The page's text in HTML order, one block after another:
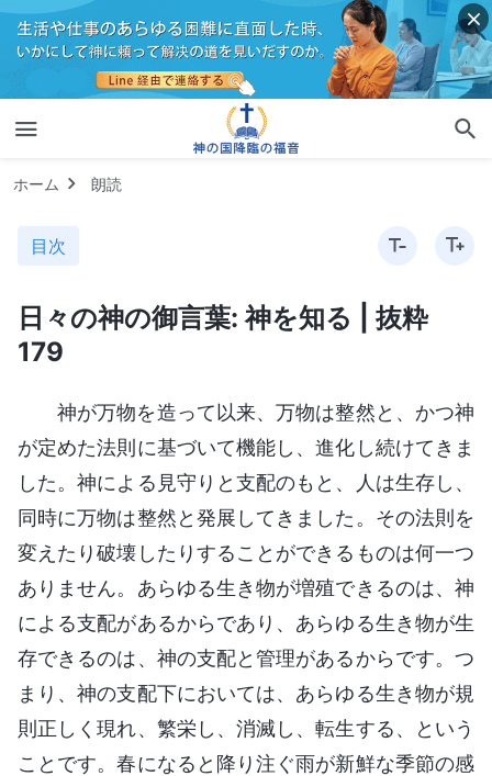
ホーム 朗読
目次
日々の神の御言葉: 神を知る | 抜粋
179
神が万物を造って以来、万物は整然と、かつ神
が定めた法則に基づいて機能し、進化し続けてきま
した。神による見守りと支配のもと、人は生存し、
同時に万物は整然と発展してきました。その法則を
変えたり破壊したりすることができるものは何一つ
ありません。あらゆる生き物が増殖できるのは、神
による支配があるからであり、あらゆる生き物が生
存できるのは、神の支配と管理があるからです。つ
まり、神の支配下においては、あらゆる生き物が規
則正しく現れ、繁栄し、消滅し、転生する、という
ことです。春になると降り注ぐ雨が新鮮な季節の感